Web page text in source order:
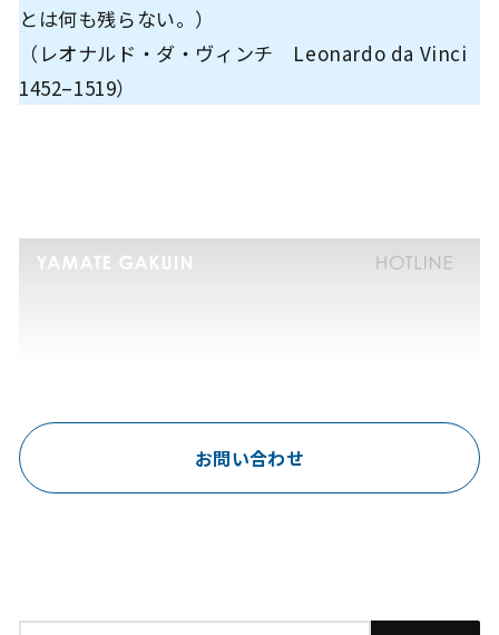
とは何も残らない。）
（レオナルド・ダ・ヴィンチ Leonardo da Vinci
1452–1519）
お問い合わせ